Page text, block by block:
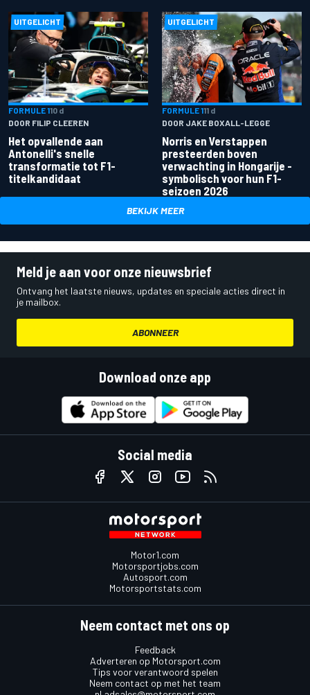
UITGELICHT
FORMULE 110 d
DOOR FILIP CLEEREN
Het opvallende aan
Antonelli's snelle
transformatie tot F1-
titelkandidaat
UITGELICHT
FORMULE 111 d
DOOR JAKE BOXALL-LEGGE
Norris en Verstappen
presteerden boven
verwachting in Hongarije -
symbolisch voor hun F1-
seizoen 2026
BEKIJK MEER
Meld je aan voor onze nieuwsbrief
Ontvang het laatste nieuws, updates en speciale acties direct in
je mailbox.
ABONNEER
Download onze app
Social media
Motor1.com
Motorsportjobs.com
Autosport.com
Motorsportstats.com
Neem contact met ons op
Feedback
Adverteren op Motorsport.com
Tips voor verantwoord spelen
Neem contact op met het team